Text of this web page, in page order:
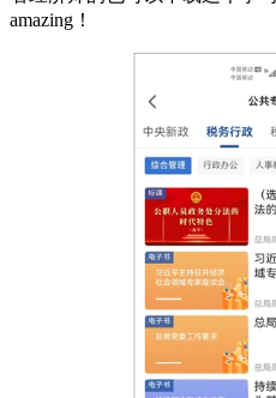
amazing！